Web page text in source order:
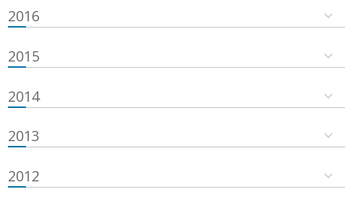
2016
2015
2014
2013
2012